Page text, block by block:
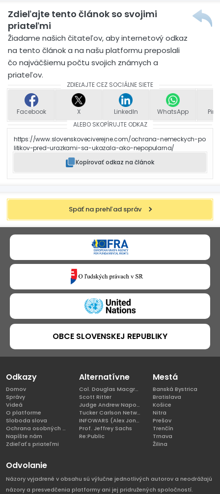
Zdieľajte tento článok so svojimi
priateľmi
Žiadame našich čitateľov, aby internetový odkaz
na tento článok a na našu platformu preposlali
čo najväčšiemu počtu svojich známych a
priateľov.
ZDIEĽAJTE CEZ SOCIÁLNE SIETE
Facebook X LinkedIn WhatsApp
ALEBO SKOPÍRUJTE ODKAZ
https://www.slovenskoveciverejne.com/ochrana-nemeckych-po
litikov-pred-urazkami-sa-ukazala-ako-nepopularna/
Kopírovať odkaz na článok
Späť na prehľad správ
OBCE SLOVENSKEJ REPUBLIKY
Odkazy
Domov
Správy
Videá
O platforme
Sloboda slova
Ochrana osobných údajov
Napíšte nám
Zdieľať s priateľmi
Alternatívne
Col. Douglas Macgregor, Ph.D
Scott Ritter
Judge Andrew Napolitano
Tucker Carlson Network
INFOWARS (Alex Jones)
Prof. Jeffrey Sachs
Re:Public
Mestá
Banská Bystrica
Bratislava
Košice
Nitra
Prešov
Trenčín
Trnava
Žilina
Odvolanie
Názory vyjadrené v obsahu sú výlučne jednotlivých autorov a neodrážajú
názory a presvedčenia platformy ani jej pridružených spoločností.